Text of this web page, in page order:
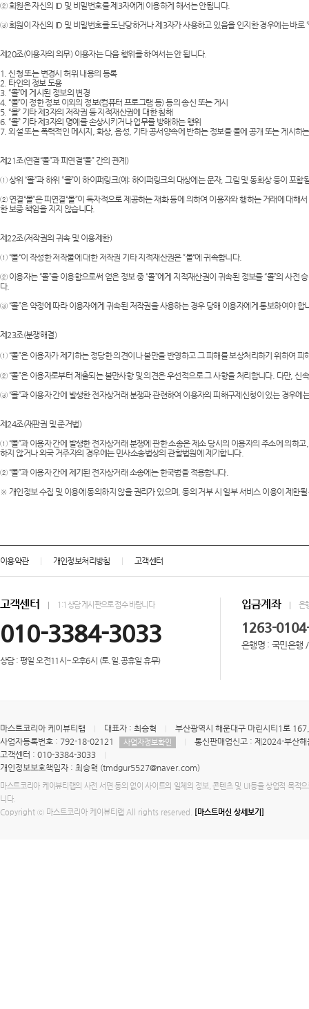
② 회원은 자신의 ID 및 비밀번호를 제3자에게 이용하게 해서는 안됩니다.
③ 회원이 자신의 ID 및 비밀번호를 도난당하거나 제3자가 사용하고 있음을 인지한 경우에는 바로
제20조(이용자의 의무) 이용자는 다음 행위를 하여서는 안 됩니다.
1. 신청 또는 변경시 허위 내용의 등록
2. 타인의 정보 도용
3. “몰”에 게시된 정보의 변경
4. “몰”이 정한 정보 이외의 정보(컴퓨터 프로그램 등) 등의 송신 또는 게시
5. “몰” 기타 제3자의 저작권 등 지적재산권에 대한 침해
6. “몰” 기타 제3자의 명예를 손상시키거나 업무를 방해하는 행위
7. 외설 또는 폭력적인 메시지, 화상, 음성, 기타 공서양속에 반하는 정보를 몰에 공개 또는 게시하
제21조(연결“몰”과 피연결“몰” 간의 관계)
① 상위 “몰”과 하위 “몰”이 하이퍼링크(예: 하이퍼링크의 대상에는 문자, 그림 및 동화상 등이 포
② 연결“몰”은 피연결“몰”이 독자적으로 제공하는 재화 등에 의하여 이용자와 행하는 거래에 대
한 보증 책임을 지지 않습니다.
제22조(저작권의 귀속 및 이용제한)
① “몰“이 작성한 저작물에 대한 저작권 기타 지적재산권은 ”몰“에 귀속합니다.
② 이용자는 “몰”을 이용함으로써 얻은 정보 중 “몰”에게 지적재산권이 귀속된 정보를 “몰”의 사
다.
③ “몰”은 약정에 따라 이용자에게 귀속된 저작권을 사용하는 경우 당해 이용자에게 통보하여야 합
제23조(분쟁해결)
① “몰”은 이용자가 제기하는 정당한 의견이나 불만을 반영하고 그 피해를 보상처리하기 위하여
② “몰”은 이용자로부터 제출되는 불만사항 및 의견은 우선적으로 그 사항을 처리합니다. 다만,
③ “몰”과 이용자 간에 발생한 전자상거래 분쟁과 관련하여 이용자의 피해구제신청이 있는 경우
제24조(재판권 및 준거법)
① “몰”과 이용자 간에 발생한 전자상거래 분쟁에 관한 소송은 제소 당시의 이용자의 주소에 의하
하지 않거나 외국 거주자의 경우에는 민사소송법상의 관할법원에 제기합니다.
② “몰”과 이용자 간에 제기된 전자상거래 소송에는 한국법을 적용합니다.
※ 개인정보 수집 및 이용에 동의하지 않을 권리가 있으며, 동의 거부 시 일부 서비스 이용이 제한
이용약관 개인정보처리방침 고객센터
고객센터 1:1상담 게시판으로 접수 바랍니다
010-3384-3033
상담 : 평일 오전11시~오후6시 (토.일.공휴일 휴무)
입금계좌 은
1263-
은행명 : 국민은행
마스트코리아 케이뷰티랩 대표자 : 최승혁
부산광역시 해운대구 마린시티1로
사업자등록번호 : 792-18-02121
사업자정보확인
통신판매업신고 : 제2024-부산
고객센터 : 010-3384-3033
개인정보보호책임자 : 최승혁 (tmdgur5527@naver.com)
마스트코리아 케이뷰티랩의 사전 서면 동의 없이 사이트의 일체의 정보, 콘텐츠 및 UI등을 상업적 목적
니다.
Copyright ⓒ 마스트코리아 케이뷰티랩 All rights reserved.
[마스트머신 상세보기]